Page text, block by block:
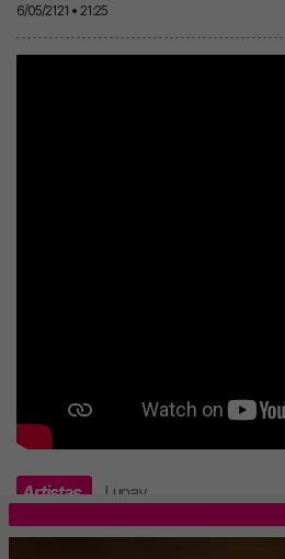
6/05/2121 • 21:25
Artistas Lunay